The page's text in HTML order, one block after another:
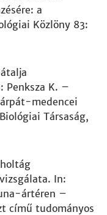
a
Közlöny 83:
Penksza K. –
medencei
Társaság,
In:
ártéren –
című tudományos